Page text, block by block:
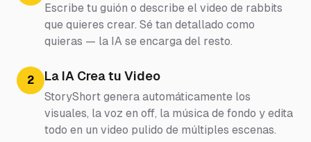
Escribe tu guión o describe el video de rabbits
que quieres crear. Sé tan detallado como
quieras — la IA se encarga del resto.
2 La IA Crea tu Video
StoryShort genera automáticamente los
visuales, la voz en off, la música de fondo y edita
todo en un video pulido de múltiples escenas.